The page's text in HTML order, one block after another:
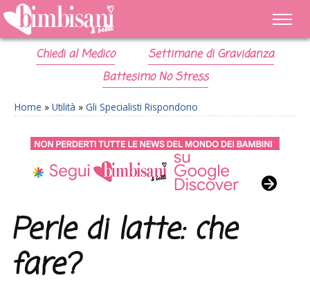
Chiedi al Medico
Settimane di Gravidanza
Battesimo No Stress
Home » Utilità » Gli Specialisti Rispondono
Perle di latte: che
fare?